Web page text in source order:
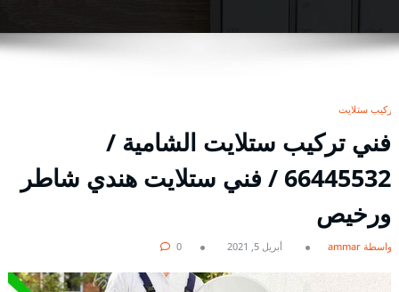
تركيب ستلايت
فني تركيب ستلايت الشامية /
66445532 / فني ستلايت هندي شاطر
ورخيص
بواسطة ammar أبريل 5, 2021 0